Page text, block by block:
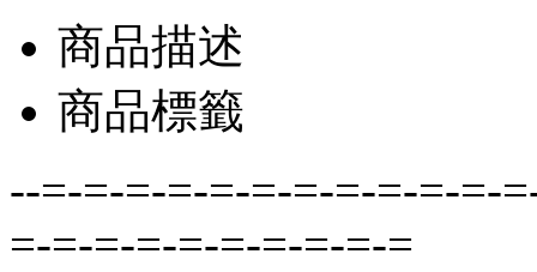
商品描述
商品標籤
--=-=-=-=-=-=-=-=-=-=-=-
=-=-=-=-=-=-=-=-=-=